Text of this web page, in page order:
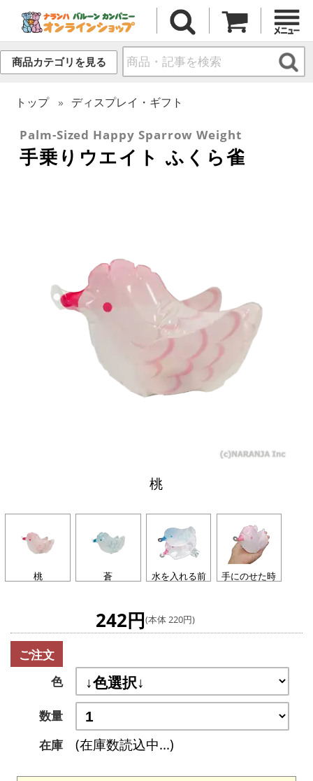
商品カテゴリを見る
トップ ディスプレイ・ギフト
Palm-Sized Happy Sparrow Weight
手乗りウエイト ふくら雀
桃
桃 蒼 水を入れる前 手にのせた時
242円(本体 220円)
ご注文
色
数量
在庫
(在庫数読込中...)